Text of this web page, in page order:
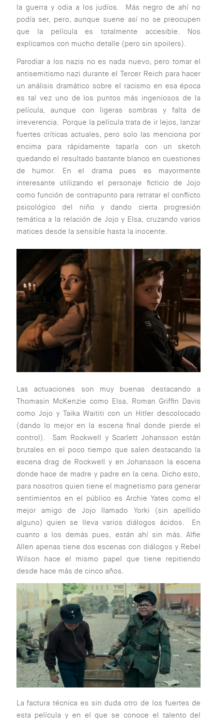
la guerra y odia a los judíos. Más negro de ahí no
podía ser, pero, aunque suene así no se preocupen
que la película es totalmente accesible. Nos
explicamos con mucho detalle (pero sin spoilers).
Parodiar a los nazis no es nada nuevo, pero tomar el
antisemitismo nazi durante el Tercer Reich para hacer
un análisis dramático sobre el racismo en esa época
es tal vez uno de los puntos más ingeniosos de la
película, aunque con ligeras sombras y falta de
irreverencia. Porque la película trata de ir lejos, lanzar
fuertes críticas actuales, pero solo las menciona por
encima para rápidamente taparla con un sketch
quedando el resultado bastante blanco en cuestiones
de humor. En el drama pues es mayormente
interesante utilizando el personaje ficticio de Jojo
como función de contrapunto para retratar el conflicto
psicológico del niño y dando cierta progresión
temática a la relación de Jojo y Elsa, cruzando varios
matices desde la sensible hasta la inocente.
Las actuaciones son muy buenas destacando a
Thomasin McKenzie como Elsa, Roman Griffin Davis
como Jojo y Taika Waititi con un Hitler descolocado
(dando lo mejor en la escena final donde pierde el
control). Sam Rockwell y Scarlett Johansson están
brutales en el poco tiempo que salen destacando la
escena drag de Rockwell y en Johansson la escena
donde hace de madre y padre en la cena. Dicho esto,
para nosotros quien tiene el magnetismo para generar
sentimientos en el público es Archie Yates como el
mejor amigo de Jojo llamado Yorki (sin apellido
alguno) quien se lleva varios diálogos ácidos. En
cuanto a los demás pues, están ahí sin más. Alfie
Allen apenas tiene dos escenas con diálogos y Rebel
Wilson hace el mismo papel que tiene repitiendo
desde hace más de cinco años.
La factura técnica es sin duda otro de los fuertes de
esta película y en el que se conoce el talento del